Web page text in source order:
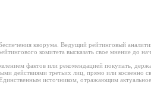
кворума. Ведущий рейтинговый
комитета высказать свое мнение до
фактов или рекомендацией покупать,
действиями третьих лиц, прямо или
источником, отражающим